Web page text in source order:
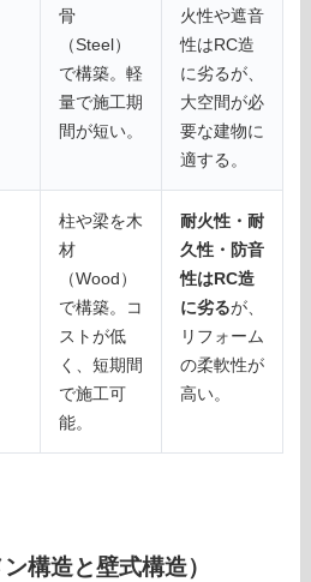
骨
（Steel）
で構築。軽
量で施工期
間が短い。
火性や遮音
性はRC造
に劣るが、
大空間が必
要な建物に
適する。
柱や梁を木
材
（Wood）
で構築。コ
ストが低
く、短期間
で施工可
能。
耐火性・耐
久性・防音
性はRC造
に劣るが、
リフォーム
の柔軟性が
高い。
構造と壁式構造）